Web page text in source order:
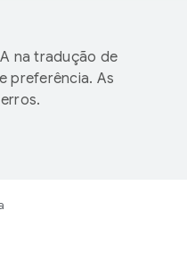
na tradução de
preferência. As